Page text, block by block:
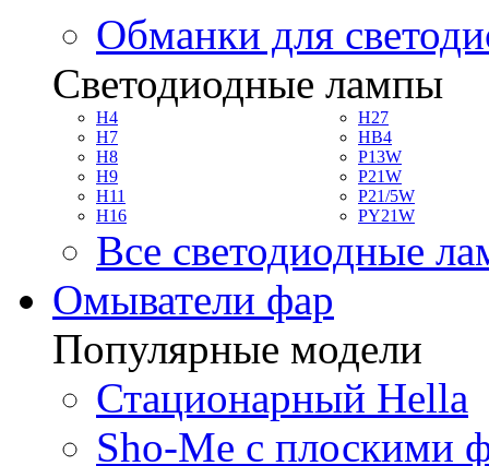
Обманки для
Светодиодные лампы
H4
H7
H8
H9
H11
H16
H27
HB4
P13W
P21W
P21/5W
PY21W
Все светодиодные
Омыватели фар
Популярные модели
Стационарный Hella
Sho-Me с плоскими